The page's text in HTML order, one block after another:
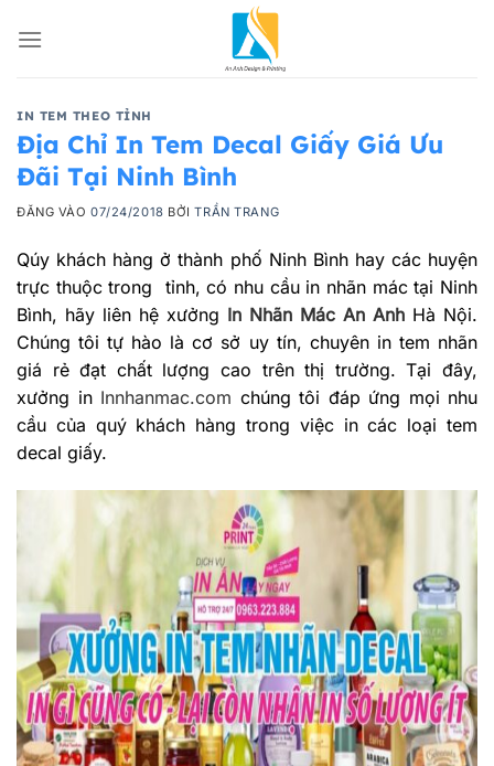
qua
IN TEM THEO TỈNH
Địa Chỉ In Tem Decal Giấy Giá Ưu
Đãi Tại Ninh Bình
ĐĂNG VÀO07/24/2018 BỞITRẦN TRANG
Qúy khách hàng ở thành phố Ninh Bình hay các huyện
trực thuộc trong tỉnh, có nhu cầu in nhãn mác tại Ninh
Bình, hãy liên hệ xưởng In Nhãn Mác An Anh Hà Nội.
Chúng tôi tự hào là cơ sở uy tín, chuyên in tem nhãn
giá rẻ đạt chất lượng cao trên thị trường. Tại đây,
xưởng in Innhanmac.com chúng tôi đáp ứng mọi nhu
cầu của quý khách hàng trong việc in các loại tem
decal giấy.